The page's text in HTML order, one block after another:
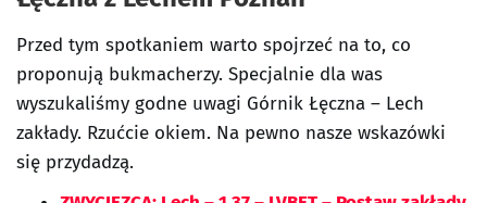
Przed tym spotkaniem warto spojrzeć na to, co
proponują bukmacherzy. Specjalnie dla was
wyszukaliśmy godne uwagi Górnik Łęczna – Lech
zakłady. Rzućcie okiem. Na pewno nasze wskazówki
się przydadzą.